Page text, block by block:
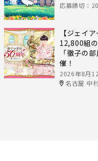
応募締切：
【ジェイ
12,800組
「徹子の
催！
2026年8月
名古屋 中